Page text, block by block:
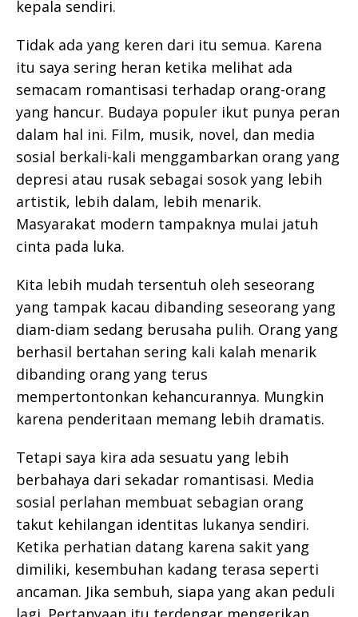
kepala sendiri.
Tidak ada yang keren dari itu semua. Karena
itu saya sering heran ketika melihat ada
semacam romantisasi terhadap orang-orang
yang hancur. Budaya populer ikut punya peran
dalam hal ini. Film, musik, novel, dan media
sosial berkali-kali menggambarkan orang yang
depresi atau rusak sebagai sosok yang lebih
artistik, lebih dalam, lebih menarik.
Masyarakat modern tampaknya mulai jatuh
cinta pada luka.
Kita lebih mudah tersentuh oleh seseorang
yang tampak kacau dibanding seseorang yang
diam-diam sedang berusaha pulih. Orang yang
berhasil bertahan sering kali kalah menarik
dibanding orang yang terus
mempertontonkan kehancurannya. Mungkin
karena penderitaan memang lebih dramatis.
Tetapi saya kira ada sesuatu yang lebih
berbahaya dari sekadar romantisasi. Media
sosial perlahan membuat sebagian orang
takut kehilangan identitas lukanya sendiri.
Ketika perhatian datang karena sakit yang
dimiliki, kesembuhan kadang terasa seperti
ancaman. Jika sembuh, siapa yang akan peduli